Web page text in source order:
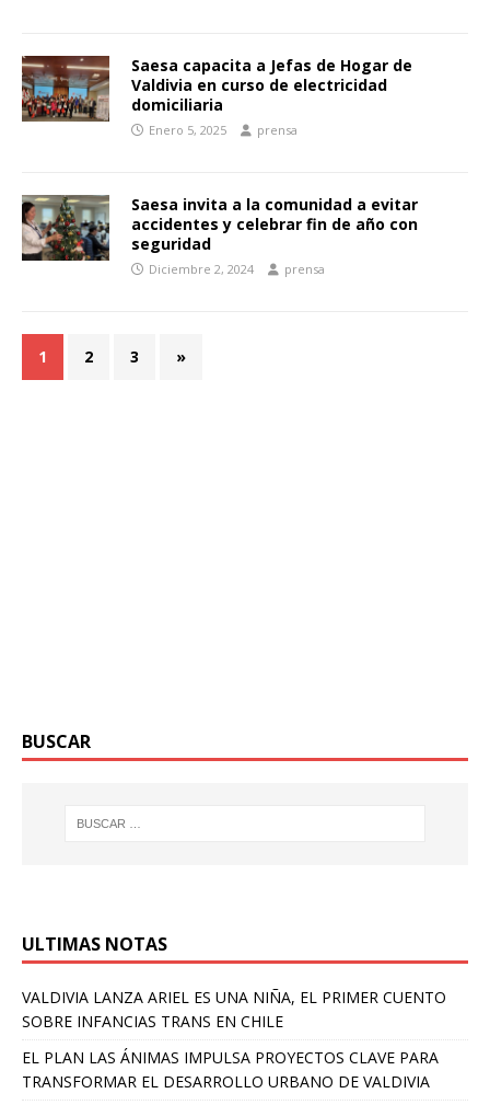
Saesa capacita a Jefas de Hogar de
Valdivia en curso de electricidad
domiciliaria
Enero 5, 2025 prensa
Saesa invita a la comunidad a evitar
accidentes y celebrar fin de año con
seguridad
Diciembre 2, 2024 prensa
1 2 3 »
BUSCAR
ULTIMAS NOTAS
VALDIVIA LANZA ARIEL ES UNA NIÑA, EL PRIMER CUENTO
SOBRE INFANCIAS TRANS EN CHILE
EL PLAN LAS ÁNIMAS IMPULSA PROYECTOS CLAVE PARA
TRANSFORMAR EL DESARROLLO URBANO DE VALDIVIA